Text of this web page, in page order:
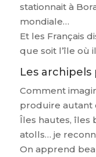
stationnait à
mondiale…
Et les Français
que soit l’île où
Les archipels
Comment
produire autant
Îles hautes, îles
atolls… je
On apprend